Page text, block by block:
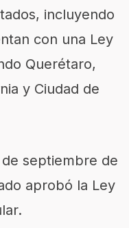
incluyendo
con una Ley
Querétaro,
y Ciudad de
septiembre de
aprobó la Ley